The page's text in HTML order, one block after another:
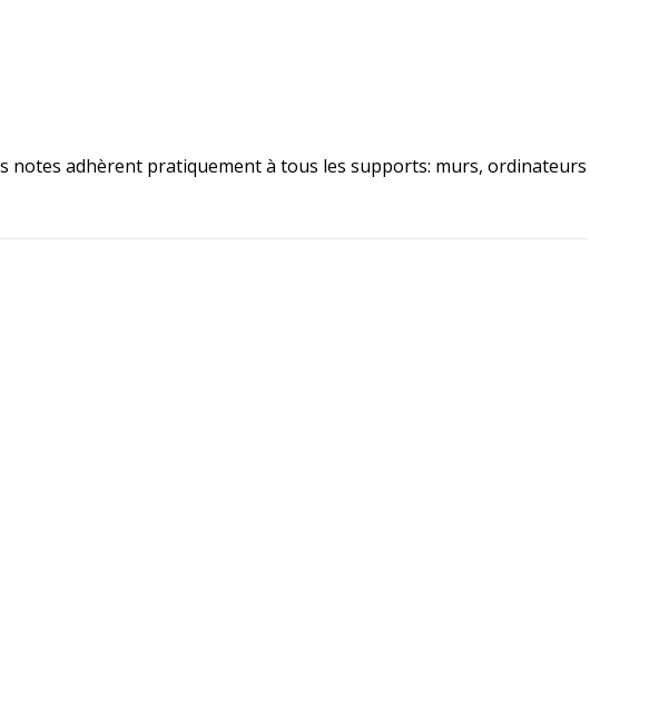
notes adhèrent pratiquement à tous les supports: murs, ordinateurs